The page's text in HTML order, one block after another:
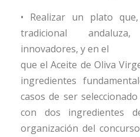
• Realizar un plato
tradicional
innovadores, y en el
que el Aceite de Oliva
ingredientes
casos de ser
con dos ingredientes
organización del